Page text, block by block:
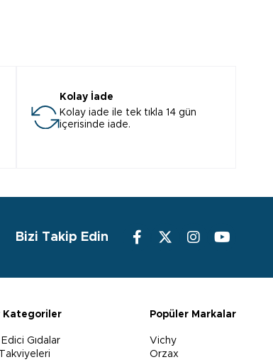
Kolay İade
Kolay iade ile tek tıkla 14 gün
içerisinde iade.
Bizi Takip Edin
Kategoriler
Gıdalar
Popüler Markalar
Vichy
Orzax